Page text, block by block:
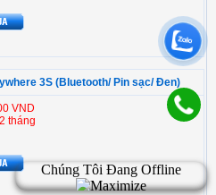
3S (Bluetooth/ Pin sạc/ Đen)
VND
tháng